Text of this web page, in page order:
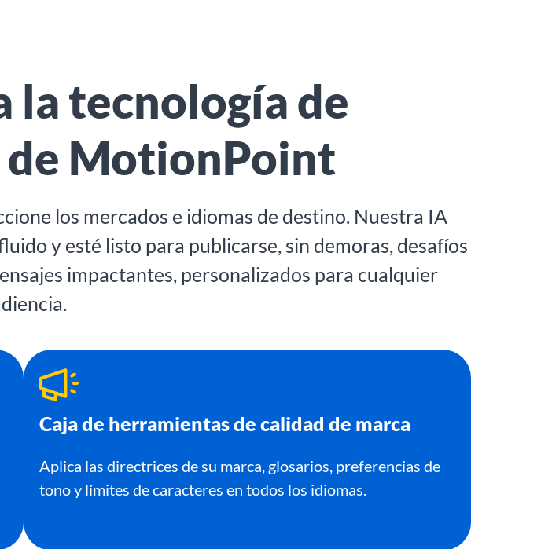
la tecnología de
MotionPoint
los mercados e idiomas de destino. Nuestra IA
y esté listo para publicarse, sin demoras, desafíos
impactantes, personalizados para cualquier
Caja de herramientas de calidad de marca
Aplica las directrices de su marca, glosarios, preferencias de
tono y límites de caracteres en todos los idiomas.